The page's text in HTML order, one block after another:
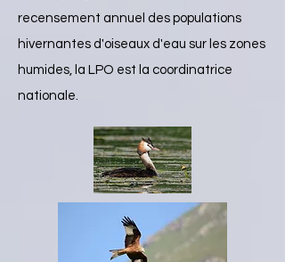
recensement annuel des populations
hivernantes d'oiseaux d'eau sur les zones
humides, la LPO est la coordinatrice
nationale.